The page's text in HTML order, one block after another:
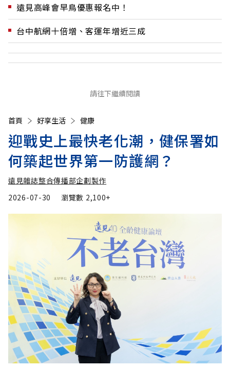
遠見高峰會早鳥優惠報名中！
台中航網十倍增、客運年增近三成
請往下繼續閱讀
首頁 好享生活 健康
迎戰史上最快老化潮，健保署如
何築起世界第一防護網？
遠見雜誌整合傳播部企劃製作
2026-07-30
瀏覽數 2,100+